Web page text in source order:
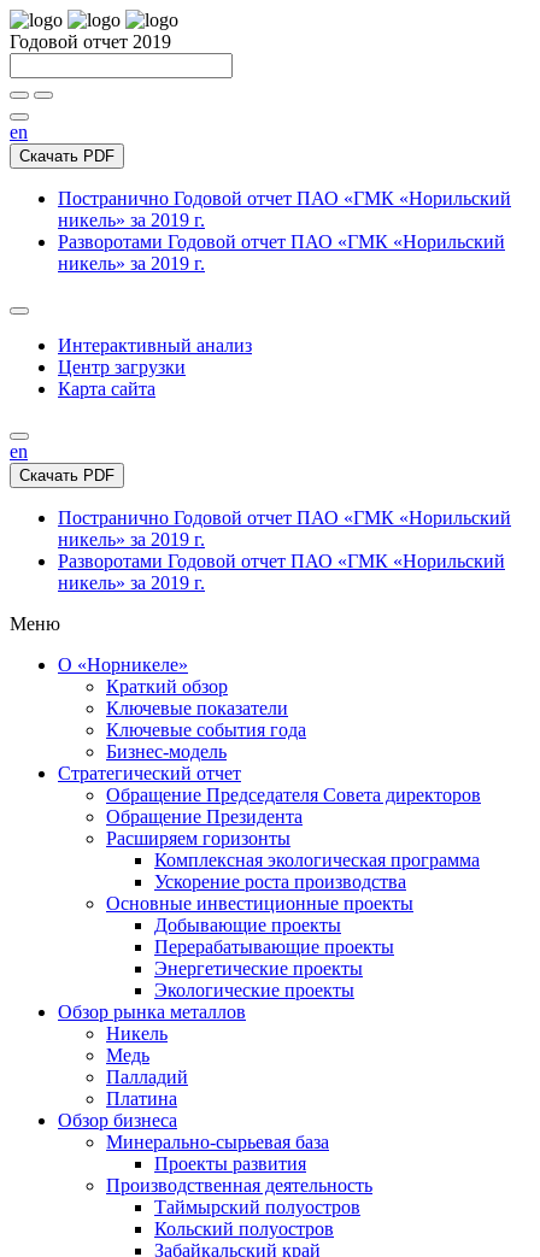
Годовой отчет 2019
en
Скачать PDF
Постранично Годовой отчет ПАО «ГМК «Норильский
никель» за 2019 г.
Разворотами Годовой отчет ПАО «ГМК «Норильский
никель» за 2019 г.
Интерактивный анализ
Центр загрузки
Карта сайта
en
Скачать PDF
Постранично Годовой отчет ПАО «ГМК «Норильский
никель» за 2019 г.
Разворотами Годовой отчет ПАО «ГМК «Норильский
никель» за 2019 г.
Меню
О «Норникеле»
Краткий обзор
Ключевые показатели
Ключевые события года
Бизнес-модель
Стратегический отчет
Обращение Председателя Совета директоров
Обращение Президента
Расширяем горизонты
Комплексная экологическая программа
Ускорение роста производства
Основные инвестиционные проекты
Добывающие проекты
Перерабатывающие проекты
Энергетические проекты
Экологические проекты
Обзор рынка металлов
Никель
Медь
Палладий
Платина
Обзор бизнеса
Минерально-сырьевая база
Проекты развития
Производственная деятельность
Таймырский полуостров
Кольский полуостров
Забайкальский край